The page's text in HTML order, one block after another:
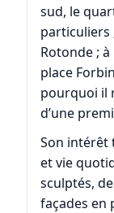
sud, le
particuliers
Rotonde ; à
place
pourquoi il
d’une
Son intérêt
et vie
sculptés,
façades en